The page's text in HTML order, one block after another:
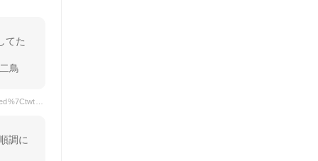
鳥
引用元: https://twitter.com/pankolove2/status/1140576892216434689?ref_src=twsrc%5Etfw%7Ctwcamp%5Etweetembed%7Ctwterm%5E1140576892216434689%7Ctwgr%5Ef897cabf3fe4e25a4ea60d64740dd9255f6b4cfa%7Ctwcon%5Es1_&ref_url=https%3A%2F%2Fchisou-media.jp%2Fadmin%2Fposts%2F76%2Fedit
調に